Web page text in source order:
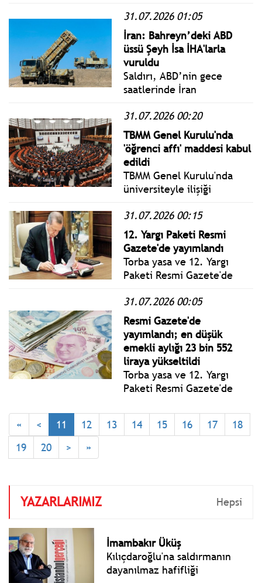
maçın rövanşında
deplasmanda Finlandiya
ekibi FC Inter Turku'ya 2-0
yenilerek Avrupa
kupalarına veda etti.
31.07.2026 01:05
İran: Bahreyn’deki ABD
üssü Şeyh İsa İHA'larla
vuruldu
Saldırı, ABD’nin gece
saatlerinde İran
bölgedeki unsurlarına
yönelik yeni bir hava
harekatı
gerçekleştirmesinin
ardından geldi.
31.07.2026 00:20
TBMM Genel Kurulu'nda
'öğrenci affı' maddesi kabul
edildi
TBMM Genel Kurulu'nda
üniversiteyle ilişiği
sağlayan "öğrenci affı"
maddesi kabul edildi.
31.07.2026 00:15
12. Yargı Paketi Resmi
Gazete'de yayımlandı
Torba yasa ve 12. Yargı
Paketi Resmi Gazete'de
girdi. Düzenlemeyle en
düşük emekli aylığı 23 bin
552 liraya yükseltildi.
31.07.2026 00:05
Resmi Gazete'de
yayımlandı; en düşük
emekli aylığı 23 bin 552
liraya yükseltildi
Torba yasa ve 12. Yargı
Paketi Resmi Gazete'de
girdi. Düzenlemeyle en
düşük emekli aylığı 23 bin
« < 11 12 13 14 15 16 17
18
19
20 > »
YAZARLARIMIZ Hepsi
İmambakır Üküş
Kılıçdaroğlu'na saldırmanın
dayanılmaz hafifliği